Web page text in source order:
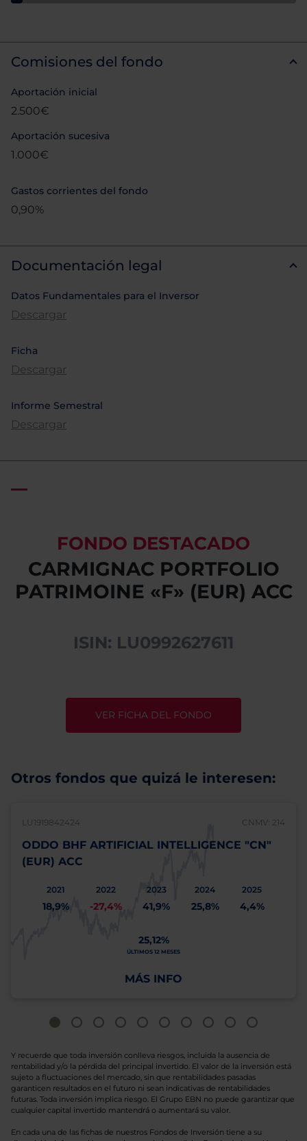
Comisiones del fondo
Aportación inicial
2.500€
Aportación sucesiva
1.000€
Gastos corrientes del fondo
0,90%
Documentación legal
Datos Fundamentales para el Inversor
Descargar
Ficha
Descargar
Informe Semestral
Descargar
FONDO DESTACADO
CARMIGNAC PORTFOLIO
PATRIMOINE «F» (EUR) ACC
ISIN: LU0992627611
VER FICHA DEL FONDO
Otros fondos que quizá le interesen:
LU1919842424 CNMV: 214
ODDO BHF ARTIFICIAL INTELLIGENCE "CN"
(EUR) ACC
2021
18,9%
2022
-27,4%
2023
41,9%
2024
25,8%
2025
4,4%
25,12%
ÚLTIMOS 12 MESES
MÁS INFO
Y recuerde que toda inversión conlleva riesgos, incluida la ausencia de
rentabilidad y/o la pérdida del principal invertido. El valor de la inversión está
sujeto a fluctuaciones del mercado, sin que rentabilidades pasadas
garanticen resultados en el futuro ni sean indicativas de rentabilidades
futuras. Toda inversión implica riesgo. El Grupo EBN no puede garantizar que
cualquier capital invertido mantendrá o aumentará su valor.
En cada una de las fichas de nuestros Fondos de Inversión tiene a su